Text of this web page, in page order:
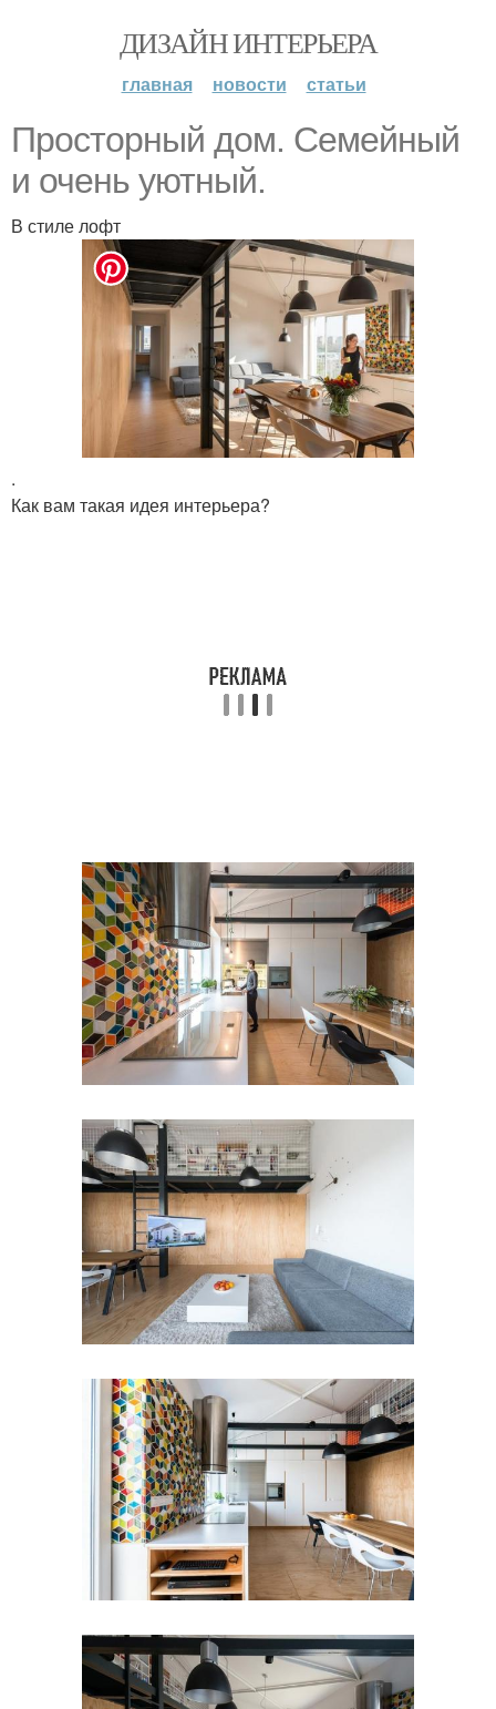
ДИЗАЙН ИНТЕРЬЕРА
главная новости статьи
Просторный дом. Семейный
и очень уютный.
В стиле лофт
.
Как вам такая идея интерьера?